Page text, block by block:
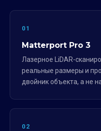
01
Matterport Pro 3
Лазерное LiDAR-
реальные размеры и
двойник объекта, а не
02